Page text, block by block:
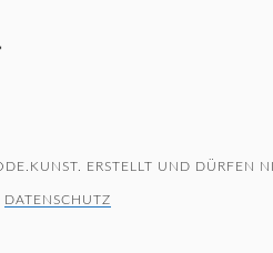
ERSTELLT UND DÜRFEN
DATENSCHUTZ